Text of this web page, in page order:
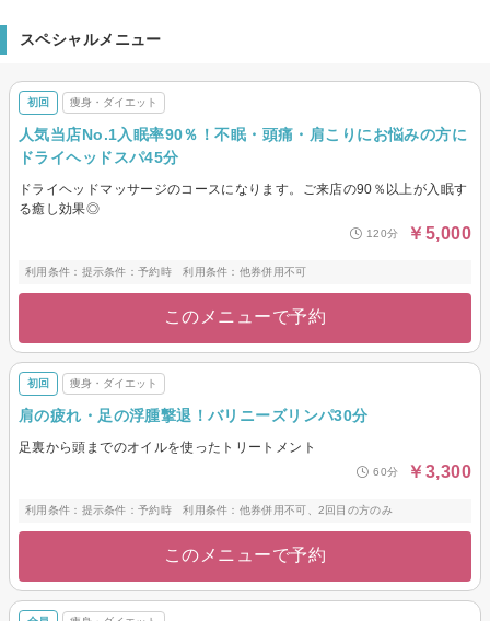
スペシャルメニュー
初回 痩身・ダイエット
人気当店No.1入眠率90％！不眠・頭痛・肩こりにお悩みの方に
ドライヘッドスパ45分
ドライヘッドマッサージのコースになります。ご来店の90％以上が入眠す
る癒し効果◎
120分 ￥5,000
利用条件：提示条件：予約時 利用条件：他券併用不可
このメニューで予約
初回 痩身・ダイエット
肩の疲れ・足の浮腫撃退！バリニーズリンパ30分
足裏から頭までのオイルを使ったトリートメント
60分 ￥3,300
利用条件：提示条件：予約時 利用条件：他券併用不可、2回目の方のみ
このメニューで予約